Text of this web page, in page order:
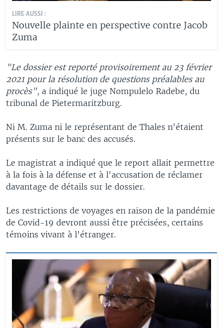
LIRE AUSSI :
Nouvelle plainte en perspective contre Jacob
Zuma
"Le dossier est reporté provisoirement au 23 février
2021 pour la résolution de questions préalables au
procès", a indiqué le juge Nompulelo Radebe, du
tribunal de Pietermaritzburg.
Ni M. Zuma ni le représentant de Thales n'étaient
présents sur le banc des accusés.
Le magistrat a indiqué que le report allait permettre
à la fois à la défense et à l'accusation de réclamer
davantage de détails sur le dossier.
Les restrictions de voyages en raison de la pandémie
de Covid-19 devront aussi être précisées, certains
témoins vivant à l'étranger.